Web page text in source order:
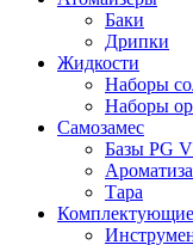
Баки
Дрипки
Жидкости
Наборы
Наборы
Самозамес
Базы PG
Тара
Комплектующие